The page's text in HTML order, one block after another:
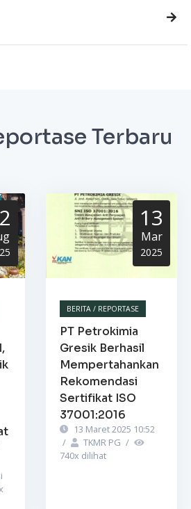
Terbaru
13
Mar
2025
BERITA / REPORTASE
PT Petrokimia
Gresik Berhasil
Mempertahankan
Rekomendasi
Sertifikat ISO
37001:2016
13 Maret 2025 10:52
/
TKMR PG /
740x dilihat